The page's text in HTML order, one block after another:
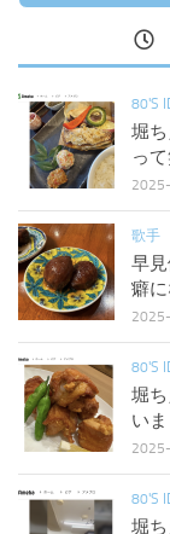
80'S
堀
っ
歌手
早
癖に
80'S
堀
いま
80'S
堀